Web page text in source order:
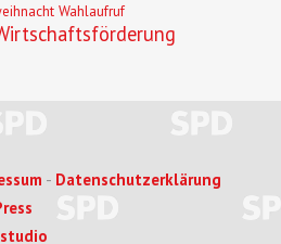
Wahlaufruf
- Datenschutzerklärung